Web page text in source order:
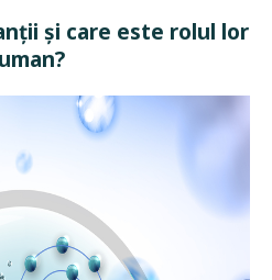
și care este rolul lor